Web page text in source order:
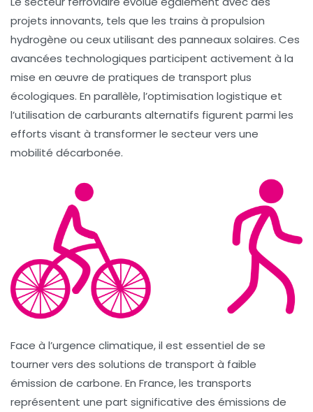
projets innovants, tels que les trains à propulsion
hydrogène ou ceux utilisant des panneaux solaires. Ces
avancées technologiques participent activement à la
mise en œuvre de pratiques de transport plus
écologiques. En parallèle, l’optimisation logistique et
l’utilisation de carburants alternatifs figurent parmi les
efforts visant à transformer le secteur vers une
mobilité décarbonée.
Face à l’urgence climatique, il est essentiel de se
tourner vers des solutions de transport à faible
émission de carbone. En France, les transports
représentent une part significative des émissions de